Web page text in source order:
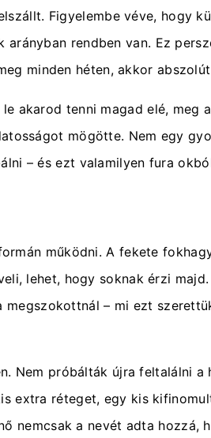
Figyelembe véve, hogy
rendben van. Ez
minden héten, akkor
akarod tenni magad elé, meg
mögötte. Nem egy
– és ezt valamilyen fura
működni. A fekete
lehet, hogy soknak érzi
– mi ezt
Nem próbálták újra feltalálni
extra réteget, egy kis
nemcsak a nevét adta hozzá,